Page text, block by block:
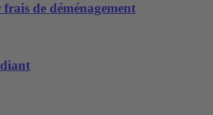
de déménagement